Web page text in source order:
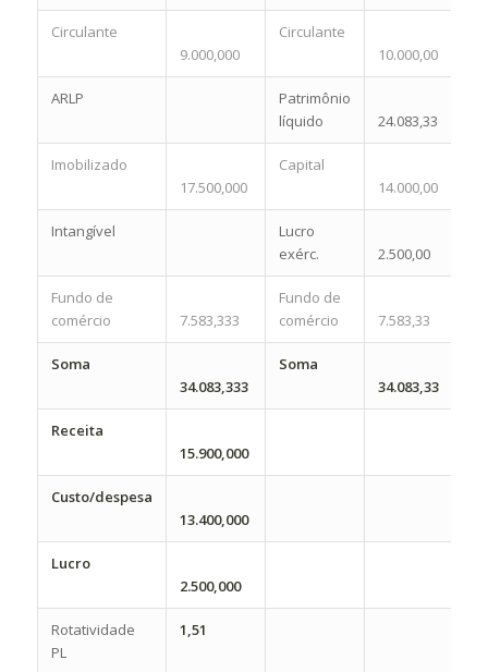
Circulante
9.000,000
Circulante
10.000,00
ARLP
Patrimônio
líquido
24.083,33
Imobilizado
17.500,000
Capital
14.000,00
Intangível
Lucro
exérc.
2.500,00
Fundo de
comércio
7.583,333
Fundo de
comércio
7.583,33
Soma
34.083,333
Soma
34.083,33
Receita
15.900,000
Custo/despesa
13.400,000
Lucro
2.500,000
Rotatividade
PL
1,51